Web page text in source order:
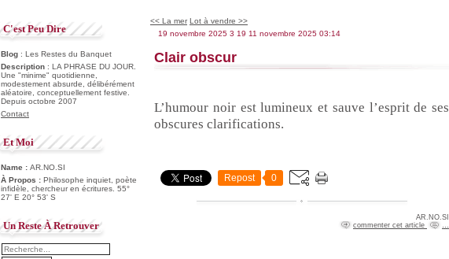
C'est Peu Dire
Blog : Les Restes du Banquet
Description : LA PHRASE DU JOUR.
Une "minime" quotidienne,
modestement absurde, délibérément
aléatoire, conceptuellement festive.
Depuis octobre 2007
Contact
Et Moi
Name : AR.NO.SI
À Propos : Philosophe inquiet, poète
infidèle, chercheur en écritures. 55°
27' E 20° 53' S
Un Reste À Retrouver
<< La mer Lot à vendre >>
19 novembre 2025 3 19 11 novembre 2025 03:14
Clair obscur
L’humour noir est lumineux et sauve l’esprit de ses
obscures clarifications.
Repost 0
AR.NO.SI
commenter cet article